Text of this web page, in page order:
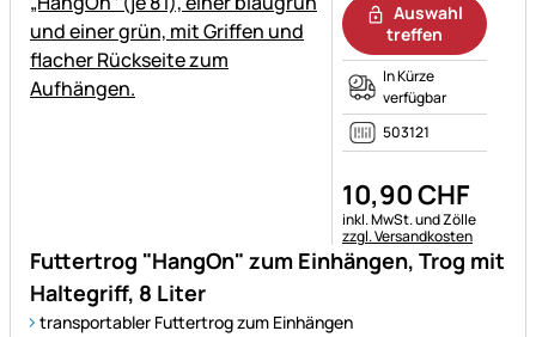
Futtertrog "HangOn" zum Einhängen, Trog mit
Haltegriff, 8 Liter
transportabler Futtertrog zum Einhängen
Auswahl
treffen
In Kürze
verfügbar
503121
10,90CHF
Steuerhinweis:
inkl. MwSt. und Zölle
zzgl. Versandkosten